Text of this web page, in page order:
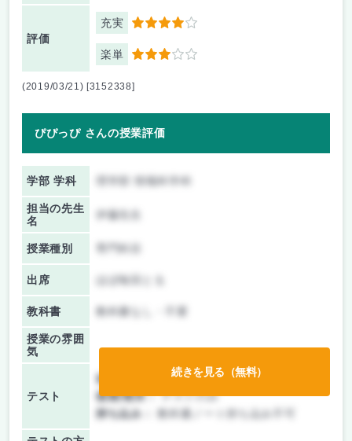
評価
充実 4
楽単 3
(2019/03/21) [3152338]
ぴぴっぴ さんの授業評価
学部 学科 理学部 情報科学科
担当の先生
名
伊藤先生
授業種別
出席 ほぼ毎回とる
教科書 教科書なし・不要
授業の雰囲
気
テスト
前期/中間：
テストのみ
後期/期末：テストのみ
持ち込み：
教科書ノート持ち込み不可
続きを見る（無料）